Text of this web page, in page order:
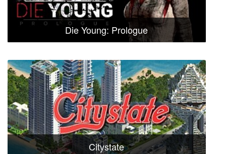
Die Young: Prologue
Citystate